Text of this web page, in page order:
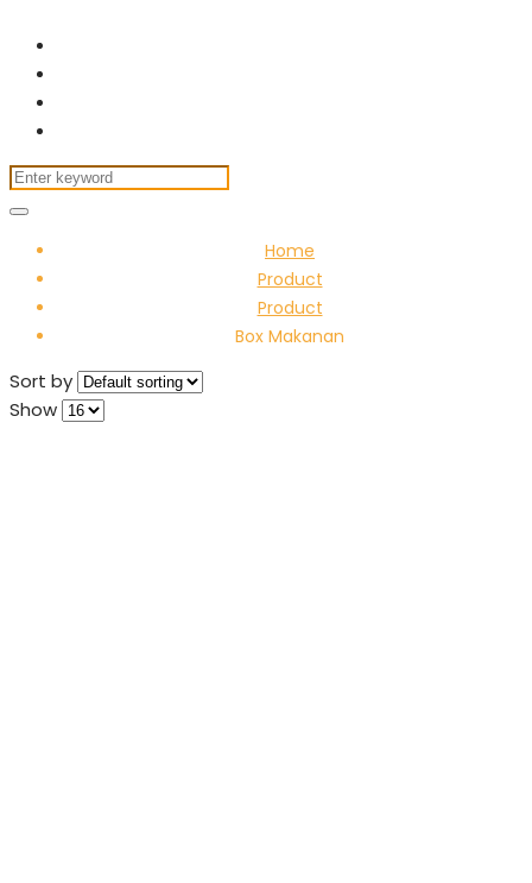
Home
Product
Product
Box Makanan
Sort by
Show